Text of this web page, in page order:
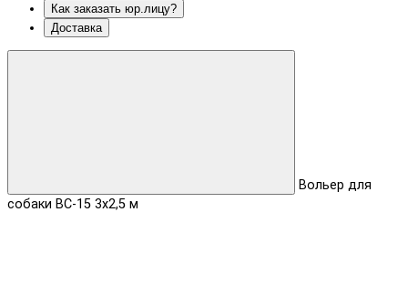
Как заказать юр.лицу?
Доставка
Вольер для
собаки ВС-15 3х2,5 м